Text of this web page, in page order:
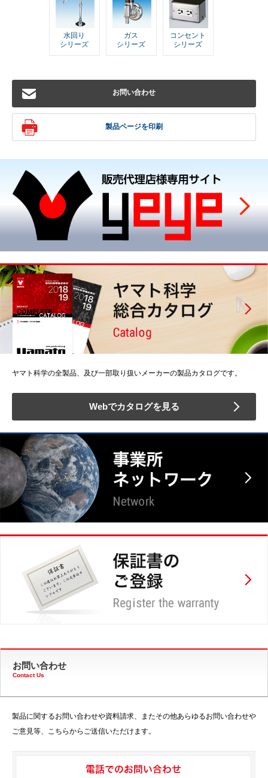
水回り
シリーズ
ガス
シリーズ
コンセント
シリーズ
お問い合わせ
製品ページを印刷
ヤマト科学の全製品、及び一部取り扱いメーカーの製品カタログです。
Webでカタログを見る
お問い合わせ
Contact Us
製品に関するお問い合わせや資料請求、またその他あらゆるお問い合わせや
ご意見等、こちらからご送信いただけます。